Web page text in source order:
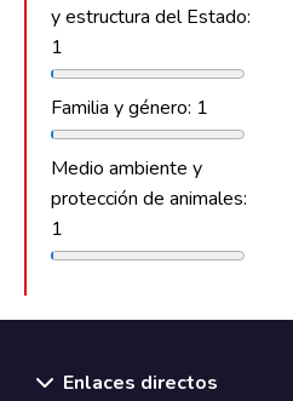
y estructura del Estado:
1
Familia y género: 1
Medio ambiente y
protección de animales:
1
Enlaces directos